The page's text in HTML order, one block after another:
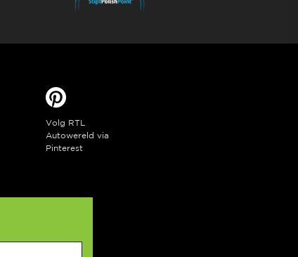
Volg RTL
Autowereld via
Pinterest